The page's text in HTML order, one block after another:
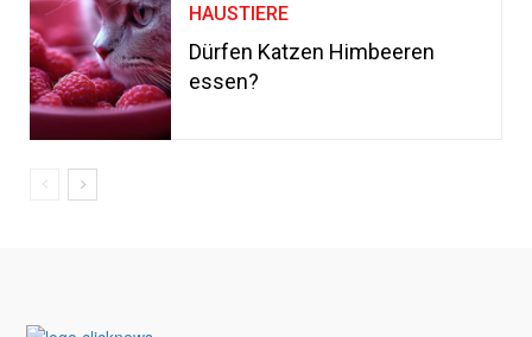
HAUSTIERE
Dürfen Katzen Himbeeren
essen?